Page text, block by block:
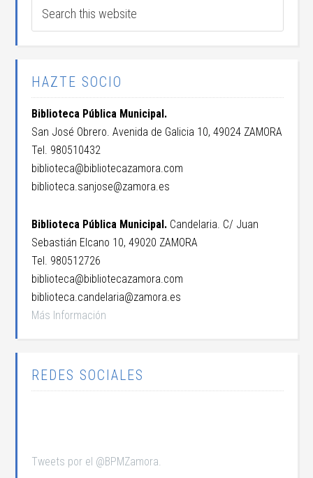
HAZTE SOCIO
Biblioteca Pública Municipal.
San José Obrero. Avenida de Galicia 10, 49024 ZAMORA
Tel. 980510432
biblioteca@bibliotecazamora.com
biblioteca.sanjose@zamora.es
Biblioteca Pública Municipal. Candelaria. C/ Juan
Sebastián Elcano 10, 49020 ZAMORA
Tel. 980512726
biblioteca@bibliotecazamora.com
biblioteca.candelaria@zamora.es
Más Información
REDES SOCIALES
Tweets por el @BPMZamora.